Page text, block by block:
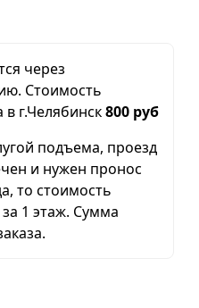
через
Стоимость
г.Челябинск800 руб
подъема, проезд
и нужен пронос
то стоимость
1 этаж. Сумма